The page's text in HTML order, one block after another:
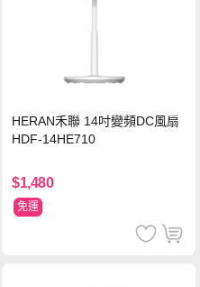
HERAN禾聯 14吋變頻DC風扇
HDF-14HE710
$1,480
免運